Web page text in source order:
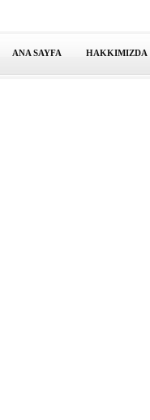
ANA SAYFA HAKKIMIZDA